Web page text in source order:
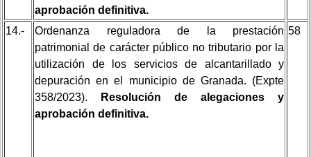
aprobación definitiva.
14.-
Ordenanza reguladora de la prestación
patrimonial de carácter público no tributario por la
utilización de los servicios de alcantarillado y
depuración en el municipio de Granada. (Expte
358/2023).
Resolución de alegaciones y
aprobación definitiva.
58